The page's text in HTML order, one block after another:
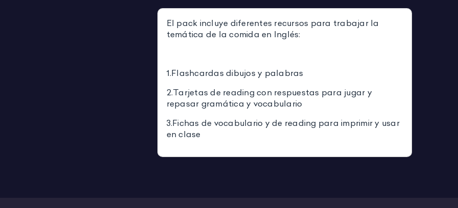
El pack incluye diferentes recursos para trabajar la
temática de la comida en Inglés:
1.Flashcardas dibujos y palabras
2.Tarjetas de reading con respuestas para jugar y
repasar gramática y vocabulario
3.Fichas de vocabulario y de reading para imprimir y usar
en clase